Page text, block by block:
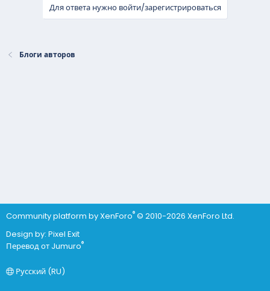
Для ответа нужно войти/зарегистрироваться
Блоги авторов
Community platform by XenForo® © 2010-2026 XenForo Ltd.
Design by: Pixel Exit
Перевод от Jumuro®
Русский (RU)